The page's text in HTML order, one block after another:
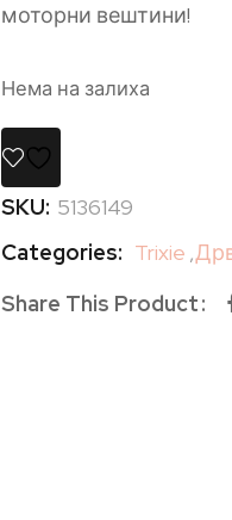
моторни вештини!
Нема на залиха
SKU: 5136149
Categories: Trixie ,
Share This Product